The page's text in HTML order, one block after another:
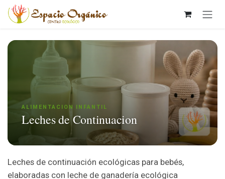
Ir al contenido
ALIMENTACION INFANTIL
Leches de Continuacion
Leches de continuación ecológicas para bebés,
elaboradas con leche de ganadería ecológica